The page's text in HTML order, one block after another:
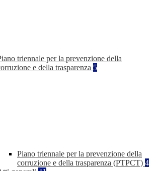
triennale per la prevenzione della
e della trasparenza 5
Piano triennale per la prevenzione della
corruzione e della trasparenza (PTPCT) 4